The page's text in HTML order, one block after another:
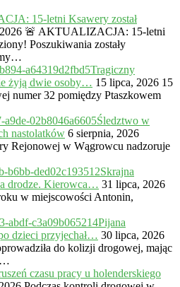
15-letni Ksawery został
🚨 AKTUALIZACJA: 15-letni
Poszukiwania zostały
Tragiczny
żyją dwie osoby… 15 lipca, 2026 15
numer 32 pomiędzy Ptaszkowem
Śledztwo w
nastolatków 6 sierpnia, 2026
Rejonowej w Wągrowcu nadzoruje
Skrajna
drodze. Kierowca… 31 lipca, 2026
w miejscowości Antonin,
Pijana
dzieci przyjechał… 30 lipca, 2026
do kolizji drogowej, mając
czasu pracy u holenderskiego